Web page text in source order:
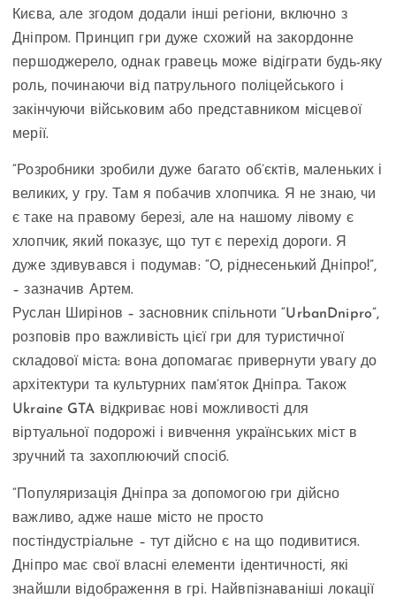
Києва, але згодом додали інші регіони, включно з
Дніпром. Принцип гри дуже схожий на закордонне
першоджерело, однак гравець може відіграти будь-яку
роль, починаючи від патрульного поліцейського і
закінчуючи військовим або представником місцевої
мерії.
“Розробники зробили дуже багато об’єктів, маленьких і
великих, у гру. Там я побачив хлопчика. Я не знаю, чи
є таке на правому березі, але на нашому лівому є
хлопчик, який показує, що тут є перехід дороги. Я
дуже здивувався і подумав: “О, ріднесенький Дніпро!”,
– зазначив Артем.
Руслан Ширінов – засновник спільноти “UrbanDnipro”,
розповів про важливість цієї гри для туристичної
складової міста: вона допомагає привернути увагу до
архітектури та культурних пам’яток Дніпра. Також
Ukraine GTA відкриває нові можливості для
віртуальної подорожі і вивчення українських міст в
зручний та захоплюючий спосіб.
“Популяризація Дніпра за допомогою гри дійсно
важливо, адже наше місто не просто
постіндустріальне – тут дійсно є на що подивитися.
Дніпро має свої власні елементи ідентичності, які
знайшли відображення в грі. Найвпізнаваніші локації